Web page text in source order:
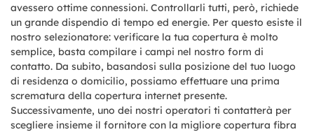
avessero ottime connessioni. Controllarli tutti, però, richiede
un grande dispendio di tempo ed energie. Per questo esiste il
nostro selezionatore: verificare la tua copertura è molto
semplice, basta compilare i campi nel nostro form di
contatto. Da subito, basandosi sulla posizione del tuo luogo
di residenza o domicilio, possiamo effettuare una prima
scrematura della copertura internet presente.
Successivamente, uno dei nostri operatori ti contatterà per
scegliere insieme il fornitore con la migliore copertura fibra